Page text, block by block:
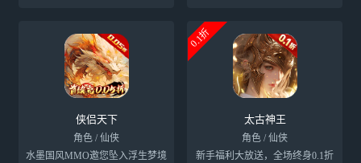
侠侣天下
角色 / 仙侠
水墨国风MMO邀您坠入浮生梦境
0.1折
太古神王
角色 / 仙侠
新手福利大放送，全场终身0.1折